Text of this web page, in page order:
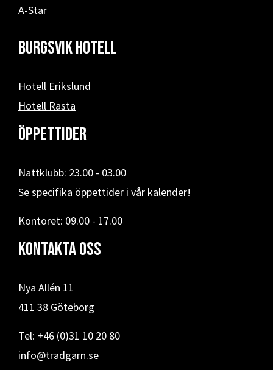
A-Star
Burgsvik hotell
Hotell Erikslund
Hotell Rasta
Öppettider
Nattklubb: 23.00 - 03.00
Se specifika öppettider i vår kalender!
Kontoret: 09.00 - 17.00
Kontakta oss
Nya Allén 11
411 38 Göteborg
Tel: +46 (0)31 10 20 80
info@tradgarn.se